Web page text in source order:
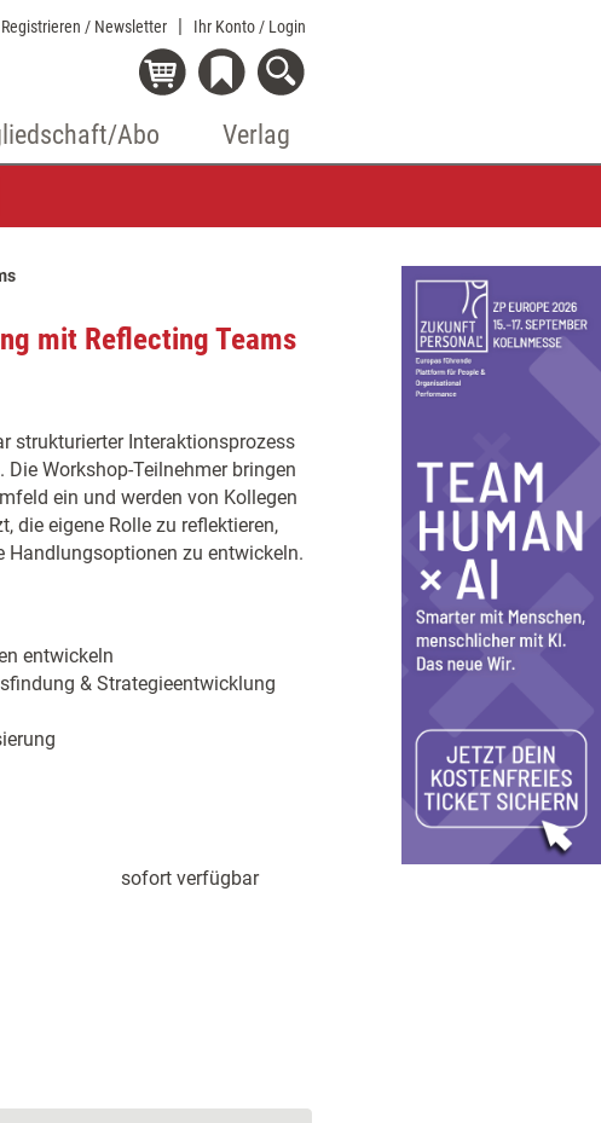
Registrieren / Newsletter Ihr Konto / Login
Abo Verlag
mit Reflecting Teams
strukturierter Interaktionsprozess
Workshop-Teilnehmer bringen
ein und werden von Kollegen
die eigene Rolle zu reflektieren,
Handlungsoptionen zu entwickeln.
entwickeln
& Strategieentwicklung
sofort verfügbar